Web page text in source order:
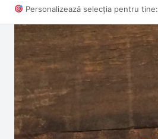
Personalizează selecția pentru tine: